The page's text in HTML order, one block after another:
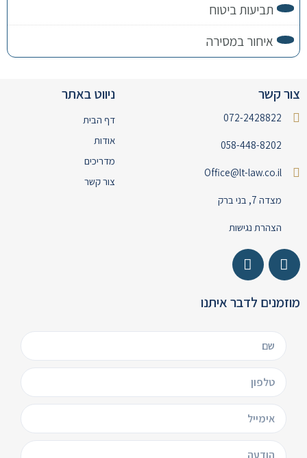
תביעות ביטוח
איחור במסירה
צור קשר
072-2428822
058-448-8202
Office@lt-law.co.il
מצדה 7, בני ברק
הצהרת נגישות
ניווט באתר
דף הבית
אודות
מדריכים
צור קשר
מוזמנים לדבר איתנו